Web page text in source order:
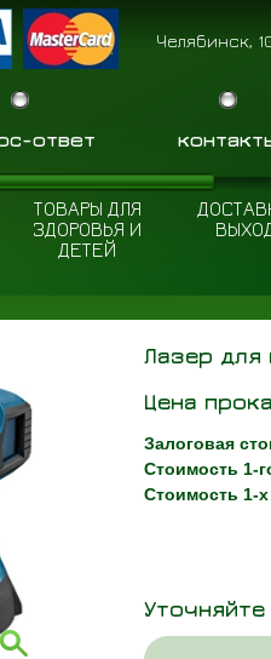
ответ
Челябинск,
ТОВАРЫ ДЛЯ
ЗДОРОВЬЯ И
ДЕТЕЙ
Лазер для
Цена
Залоговая
Стоимость 1-
Стоимость 1-х